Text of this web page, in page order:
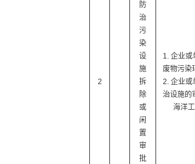
2
防
治
污
染
设
施
拆
除
或
闲
置
审
批
1. 企业或
废物污染
2. 企业或
治设施的
海洋